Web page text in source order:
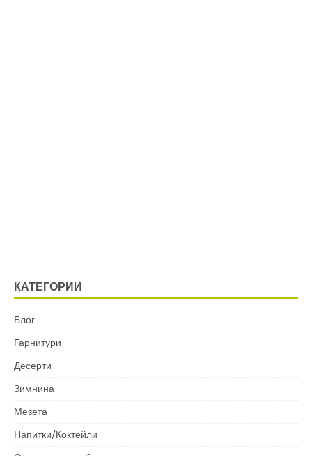
КАТЕГОРИИ
Блог
Гарнитури
Десерти
Зимнина
Мезета
Напитки/Коктейли